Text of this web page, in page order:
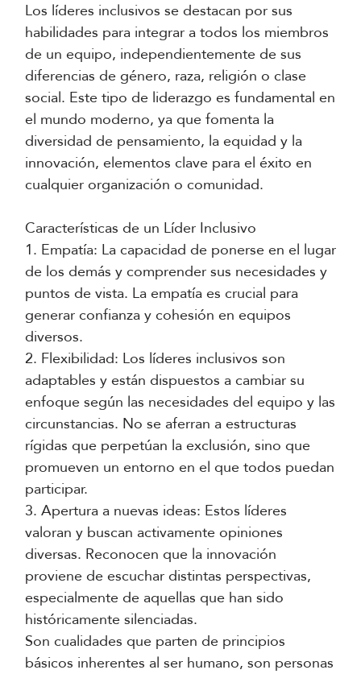
Los líderes inclusivos se destacan por sus
habilidades para integrar a todos los miembros
de un equipo, independientemente de sus
diferencias de género, raza, religión o clase
social. Este tipo de liderazgo es fundamental en
el mundo moderno, ya que fomenta la
diversidad de pensamiento, la equidad y la
innovación, elementos clave para el éxito en
cualquier organización o comunidad.
Características de un Líder Inclusivo
1. Empatía: La capacidad de ponerse en el lugar
de los demás y comprender sus necesidades y
puntos de vista. La empatía es crucial para
generar confianza y cohesión en equipos
diversos.
2. Flexibilidad: Los líderes inclusivos son
adaptables y están dispuestos a cambiar su
enfoque según las necesidades del equipo y las
circunstancias. No se aferran a estructuras
rígidas que perpetúan la exclusión, sino que
promueven un entorno en el que todos puedan
participar.
3. Apertura a nuevas ideas: Estos líderes
valoran y buscan activamente opiniones
diversas. Reconocen que la innovación
proviene de escuchar distintas perspectivas,
especialmente de aquellas que han sido
históricamente silenciadas.
Son cualidades que parten de principios
básicos inherentes al ser humano, son personas